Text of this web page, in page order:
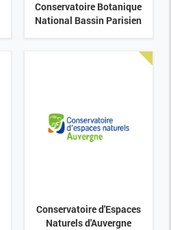
Conservatoire Botanique
National Bassin Parisien
Conservatoire d'Espaces
Naturels d'Auvergne